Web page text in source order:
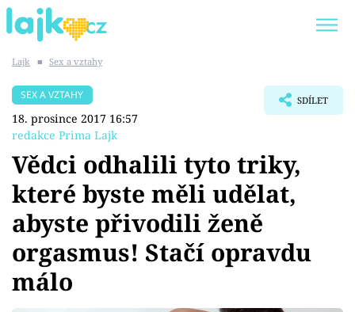
SHOPAHOLICADEL
Témata
Showbyznys
Youtubeři
Lajk ■ Sex a vztahy
SEX A VZTAHY
18. prosince 2017 16:57
redakce Prima Lajk
SDÍLET
Vědci odhalili tyto triky,
které byste měli udělat,
abyste přivodili ženě
orgasmus! Stačí opravdu
málo